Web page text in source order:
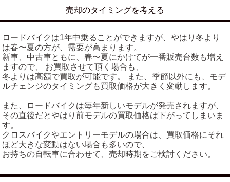
売却のタイミングを考える
ロードバイクは1年中乗ることができますが、やはり冬より
は春〜夏の方が、需要が高まります。
新車、中古車ともに、春〜夏にかけてが一番販売台数も増え
ますので、 お買取させて頂く場合も、
冬よりは高額で買取が可能です。 また、季節以外にも、モデ
ルチェンジのタイミングも買取価格が大きく変動します。
また、ロードバイクは毎年新しいモデルが発売されますが、
その直後だとやはり前モデルの買取価格は下がってしまいま
す。
クロスバイクやエントリーモデルの場合は、買取価格にそれ
ほど大きな変動はない場合も多いので、
お持ちの自転車に合わせて、売却時期をご検討ください。